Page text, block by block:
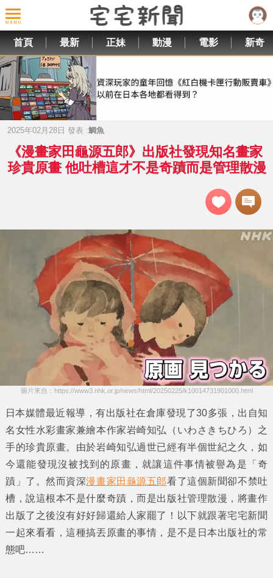
首頁 最新 正妹 動漫 電影 新奇
2025年02月28日 發表 :鯛魚
《漫畫家田龜源五郎》出版社發現知名畫家
珍貴原畫 他吐槽這才不是奇蹟而是管理散漫
圖片來自：https://www3.nhk.or.jp/news/html/20250225/k10014731901000.html
日本媒體最近報導，有出版社在倉庫發現了30多張，出自知
名女性水彩畫家兼繪本作家岩崎知弘
（いわさきちひろ）之
手的珍貴原畫。由於岩崎知弘過世已經有半個世紀之久，如
今還能發現沒被找到的原畫，就讓這件事情被譽為是
「奇
蹟」 了。然而資深漫畫家田龜源五郎看了這個新聞卻不禁吐
槽，說這根本不是什麼奇蹟，而是出版社管理散漫，將畫作
出版了之後沒有好好歸還給人家罷了！以下就跟著宅宅新聞
一起來看看，這種搞丟原畫的事情，是不是日本出版社的常
態吧……